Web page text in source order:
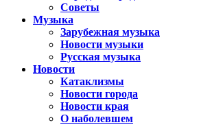
Советы
Музыка
Зарубежная музыка
Новости музыки
Русская музыка
Новости
Катаклизмы
Новости города
Новости края
О наболевшем